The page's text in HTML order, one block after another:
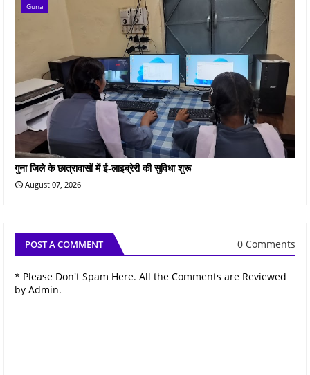
Guna
गुना जिले के छात्रावासों में ई-लाइब्रेरी की सुविधा शुरू
August 07, 2026
POST A COMMENT 0 Comments
* Please Don't Spam Here. All the Comments are Reviewed
by Admin.